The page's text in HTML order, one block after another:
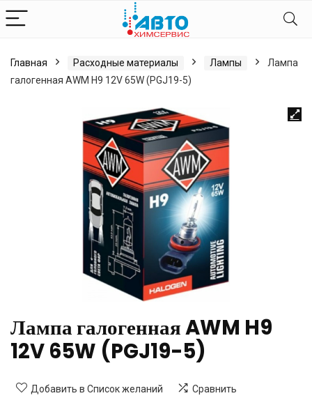
Главная Расходные материалы Лампы
Лампа
галогенная AWM H9 12V 65W (PGJ19-5)
Лампа галогенная AWM H9
12V 65W (PGJ19-5)
Добавить в Список желаний Сравнить